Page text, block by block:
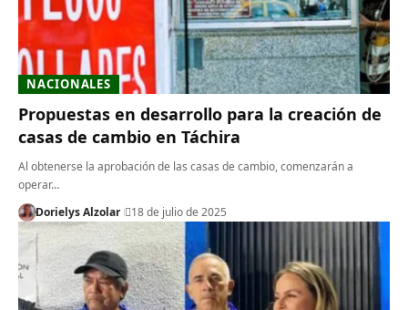
NACIONALES
Propuestas en desarrollo para la creación de
casas de cambio en Táchira
Al obtenerse la aprobación de las casas de cambio, comenzarán a
operar…
Dorielys Alzolar
18 de julio de 2025